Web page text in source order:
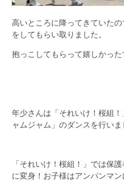
高いところに降ってきていた
をしてもらい取りました。
抱っこしてもらって嬉しかっ
年少さんは「それいけ！桜組
ャムジャム」のダンスを行いま
「それいけ！桜組！」では保
に変身！お子様はアンパンマン